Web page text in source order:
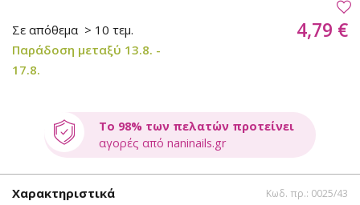
Σε απόθεμα > 10 τεμ.
Παράδοση μεταξύ 13.8. -
17.8.
4,79 €
Το 98% των πελατών προτείνει
αγορές από naninails.gr
Χαρακτηριστικά Κωδ. πρ.: 0025/43